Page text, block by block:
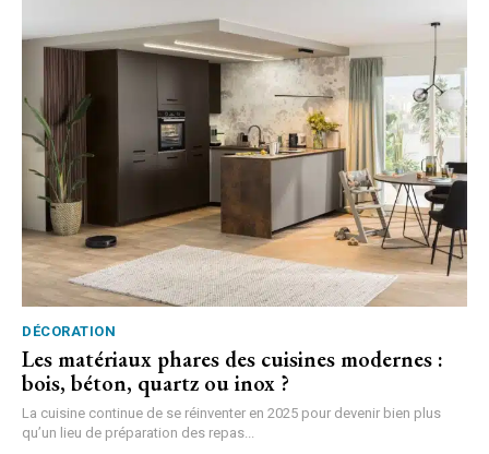
DÉCORATION
Les matériaux phares des cuisines modernes :
bois, béton, quartz ou inox ?
La cuisine continue de se réinventer en 2025 pour devenir bien plus
qu’un lieu de préparation des repas...